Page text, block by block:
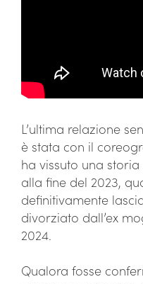
L’ultima relazione
è stata con il
ha vissuto una
alla fine del 2023,
definitivamente
divorziato dall’ex
2024.
Qualora fosse